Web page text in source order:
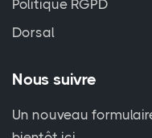
Politique RGPD
Dorsal
Nous suivre
Un nouveau